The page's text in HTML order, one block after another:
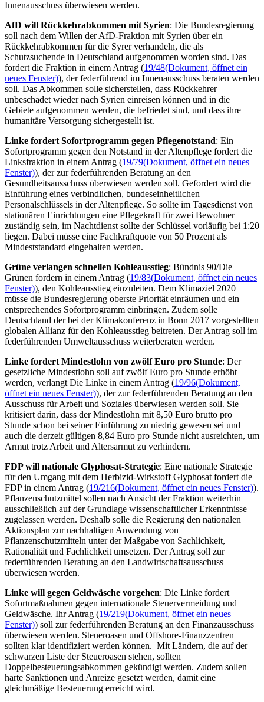
Innenausschuss überwiesen werden.
AfD will Rückkehrabkommen mit Syrien: Die Bundesregierung
soll nach dem Willen der AfD-Fraktion mit Syrien über ein
Rückkehrabkommen für die Syrer verhandeln, die als
Schutzsuchende in Deutschland aufgenommen worden sind. Das
fordert die Fraktion in einem Antrag (19/48(Dokument, öffnet ein
neues Fenster)), der federführend im Innenausschuss beraten werden
soll. Das Abkommen solle sicherstellen, dass Rückkehrer
unbeschadet wieder nach Syrien einreisen können und in die
Gebiete aufgenommen werden, die befriedet sind, und dass ihre
humanitäre Versorgung sichergestellt ist.
Linke fordert Sofortprogramm gegen Pflegenotstand: Ein
Sofortprogramm gegen den Notstand in der Altenpflege fordert die
Linksfraktion in einem Antrag (19/79(Dokument, öffnet ein neues
Fenster)), der zur federführenden Beratung an den
Gesundheitsausschuss überwiesen werden soll. Gefordert wird die
Einführung eines verbindlichen, bundeseinheitlichen
Personalschlüssels in der Altenpflege. So sollte im Tagesdienst von
stationären Einrichtungen eine Pflegekraft für zwei Bewohner
zuständig sein, im Nachtdienst sollte der Schlüssel vorläufig bei 1:20
liegen. Dabei müsse eine Fachkraftquote von 50 Prozent als
Mindeststandard eingehalten werden.
Grüne verlangen schnellen Kohleausstieg: Bündnis 90/Die
Grünen fordern in einem Antrag (19/83(Dokument, öffnet ein neues
Fenster)), den Kohleausstieg einzuleiten. Dem Klimaziel 2020
müsse die Bundesregierung oberste Priorität einräumen und ein
entsprechendes Sofortprogramm einbringen. Zudem solle
Deutschland der bei der Klimakonferenz in Bonn 2017 vorgestellten
globalen Allianz für den Kohleausstieg beitreten. Der Antrag soll im
federführenden Umweltausschuss weiterberaten werden.
Linke fordert Mindestlohn von zwölf Euro pro Stunde: Der
gesetzliche Mindestlohn soll auf zwölf Euro pro Stunde erhöht
werden, verlangt Die Linke in einem Antrag (19/96(Dokument,
öffnet ein neues Fenster)), der zur federführenden Beratung an den
Ausschuss für Arbeit und Soziales überwiesen werden soll. Sie
kritisiert darin, dass der Mindestlohn mit 8,50 Euro brutto pro
Stunde schon bei seiner Einführung zu niedrig gewesen sei und
auch die derzeit gültigen 8,84 Euro pro Stunde nicht ausreichten, um
Armut trotz Arbeit und Altersarmut zu verhindern.
FDP will nationale Glyphosat-Strategie: Eine nationale Strategie
für den Umgang mit dem Herbizid-Wirkstoff Glyphosat fordert die
FDP in einem Antrag (19/216(Dokument, öffnet ein neues Fenster)).
Pflanzenschutzmittel sollen nach Ansicht der Fraktion weiterhin
ausschließlich auf der Grundlage wissenschaftlicher Erkenntnisse
zugelassen werden. Deshalb solle die Regierung den nationalen
Aktionsplan zur nachhaltigen Anwendung von
Pflanzenschutzmitteln unter der Maßgabe von Sachlichkeit,
Rationalität und Fachlichkeit umsetzen. Der Antrag soll zur
federführenden Beratung an den Landwirtschaftsausschuss
überwiesen werden.
Linke will gegen Geldwäsche vorgehen: Die Linke fordert
Sofortmaßnahmen gegen internationale Steuervermeidung und
Geldwäsche. Ihr Antrag (19/219(Dokument, öffnet ein neues
Fenster)) soll zur federführenden Beratung an den Finanzausschuss
überwiesen werden. Steueroasen und Offshore-Finanzzentren
sollten klar identifiziert werden können. Mit Ländern, die auf der
schwarzen Liste der Steueroasen stehen, sollten
Doppelbesteuerungsabkommen gekündigt werden. Zudem sollen
harte Sanktionen und Anreize gesetzt werden, damit eine
gleichmäßige Besteuerung erreicht wird.